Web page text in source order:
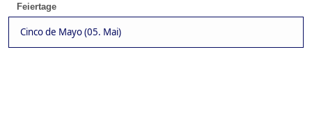
Feiertage
Cinco de Mayo (05. Mai)